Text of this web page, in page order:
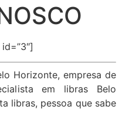
Horizonte, empresa de
em libras Belo
libras, pessoa que sabe